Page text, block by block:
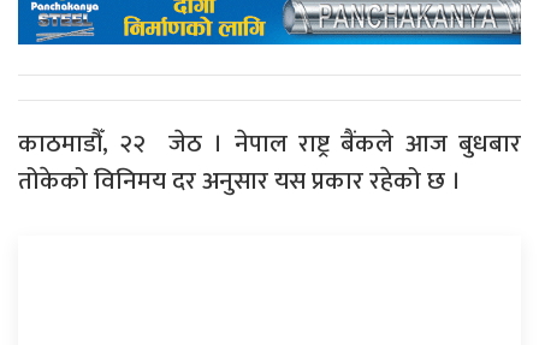
काठमाडौँ, २२ जेठ । नेपाल राष्ट्र बैंकले आज बुधबार
तोकेको विनिमय दर अनुसार यस प्रकार रहेको छ ।